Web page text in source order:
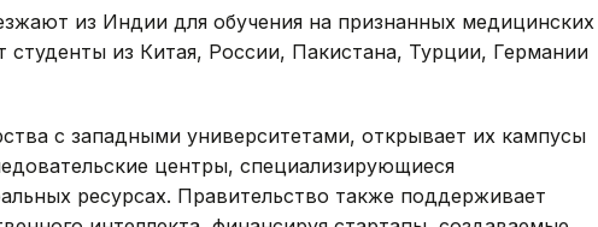
из Индии для обучения на признанных медицинских
из Китая, России, Пакистана, Турции, Германии
с западными университетами, открывает их кампусы
центры, специализирующиеся
ресурсах. Правительство также поддерживает